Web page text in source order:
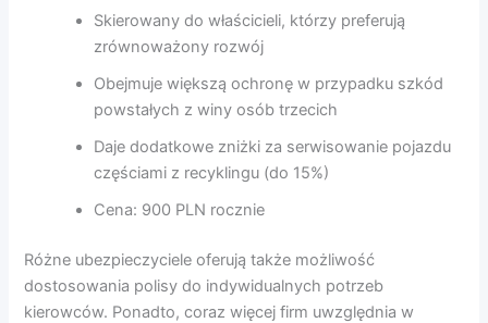
Skierowany do właścicieli, którzy preferują
zrównoważony rozwój
Obejmuje większą ochronę w przypadku szkód
powstałych z winy osób trzecich
Daje dodatkowe zniżki za serwisowanie pojazdu
częściami z recyklingu (do 15%)
Cena: 900 PLN rocznie
Różne ubezpieczyciele oferują także możliwość
dostosowania polisy do indywidualnych potrzeb
kierowców. Ponadto, coraz więcej firm uwzględnia w